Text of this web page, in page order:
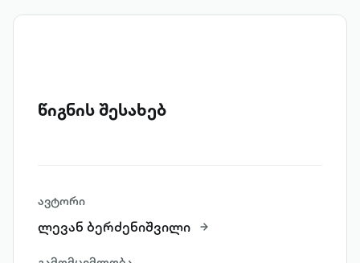
წიგნის შესახებ
ავტორი
ლევან ბერძენიშვილი